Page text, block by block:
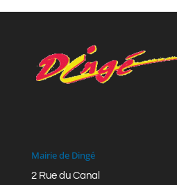
Mairie de Dingé
2 Rue du Canal